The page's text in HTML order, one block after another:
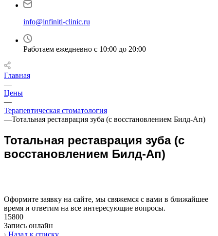
info@infiniti-clinic.ru
Работаем ежедневно с 10:00 до 20:00
Главная
—
Цены
—
Терапевтическая стоматология
—Тотальная реставрация зуба (с восстановлением Билд-Ап)
Тотальная реставрация зуба (с
восстановлением Билд-Ап)
Оформите заявку на сайте, мы свяжемся с вами в ближайшее
время и ответим на все интересующие вопросы.
15800
Запись онлайн
Назад к списку